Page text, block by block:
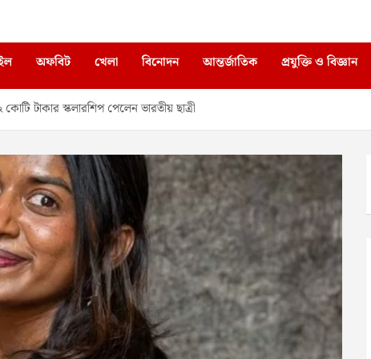
অফবিট খেলা বিনোদন আন্তর্জাতিক প্রযুক্তি ও বিজ্ঞান
স্কলারশিপ পেলেন ভারতীয় ছাত্রী